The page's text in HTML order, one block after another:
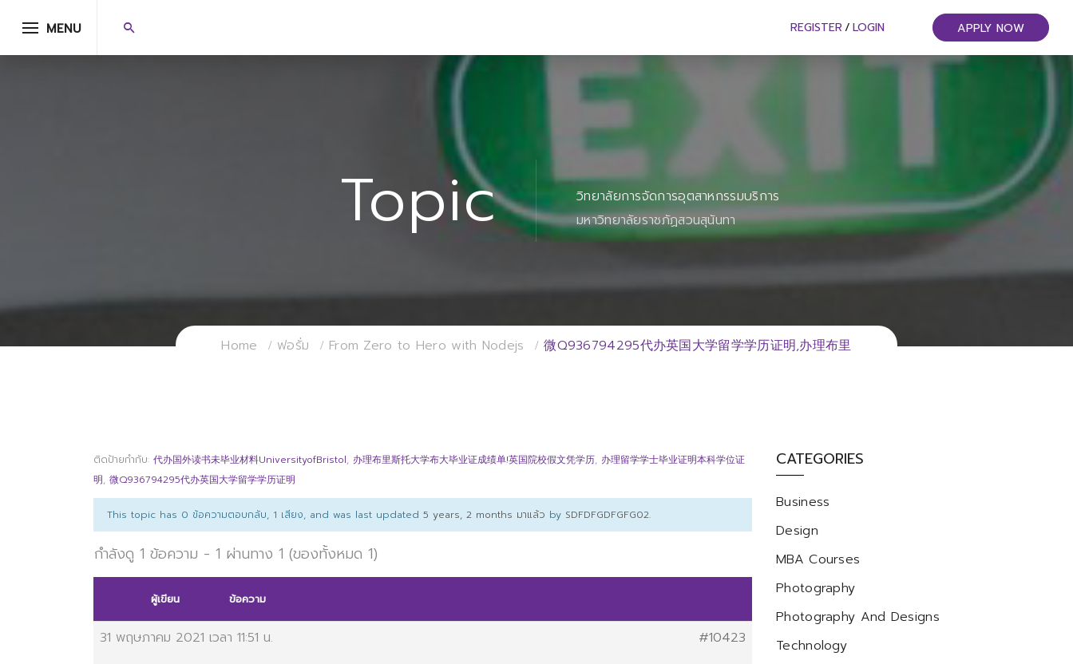
MENU REGISTER / LOGIN APPLY NOW
Topic
วิทยาลัยการจัดการอุตสาหกรรมบริการ
มหาวิทยาลัยราชภัฏสวนสุนันทา
Home ฟอรั่ม From Zero to Hero with Nodejs 微Q936794295代办英国大学留学学历证明,办理布里
ติดป้ายกำกับ: 代办国外读书未毕业材料UniversityofBristol, 办理布里斯托大学布大毕业证成绩单!英国院校假文凭学历, 办理留学学士毕业证明本科学位证
明, 微Q936794295代办英国大学留学学历证明
This topic has 0 ข้อความตอบกลับ, 1 เสียง, and was last updated 5 years, 2 months มาแล้ว by SDFDFGDFGFG02.
กำลังดู 1 ข้อความ - 1 ผ่านทาง 1 (ของทั้งหมด 1)
ผู้เขียน ข้อความ
31 พฤษภาคม 2021 เวลา 11:51 น. #10423
CATEGORIES
Business
Design
MBA Courses
Photography
Photography And Designs
Technology